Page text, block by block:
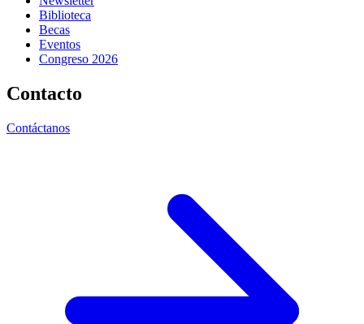
Biblioteca
Becas
Eventos
Congreso 2026
Contacto
Contáctanos